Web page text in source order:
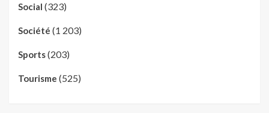
Social (323)
Société (1 203)
Sports(203)
Tourisme (525)